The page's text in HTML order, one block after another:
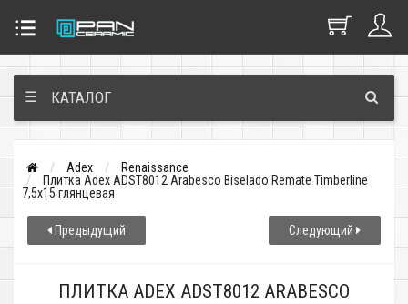
☰ КАТАЛОГ
Adex
Renaissance
Плитка Adex ADST8012 Arabesco Biselado Remate Timberline
7,5x15 глянцевая
Предыдущий Следующий
ПЛИТКА ADEX ADST8012 ARABESCO